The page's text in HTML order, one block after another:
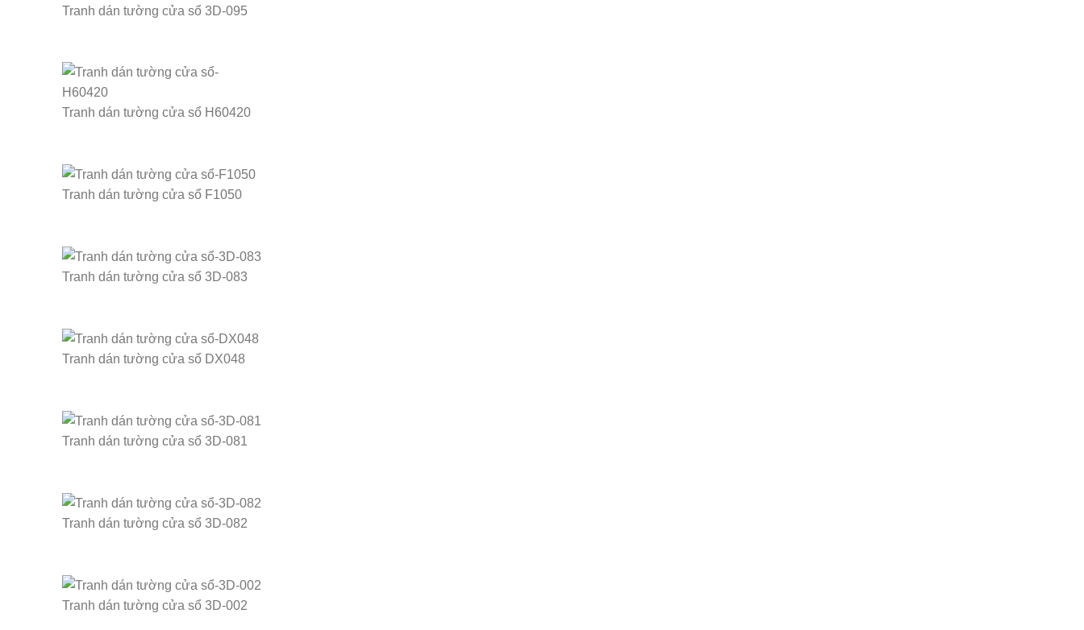
Tranh dán tường cửa sổ 3D-095
Tranh dán tường cửa sổ H60420
Tranh dán tường cửa sổ F1050
Tranh dán tường cửa sổ 3D-083
Tranh dán tường cửa sổ DX048
Tranh dán tường cửa sổ 3D-081
Tranh dán tường cửa sổ 3D-082
Tranh dán tường cửa sổ 3D-002